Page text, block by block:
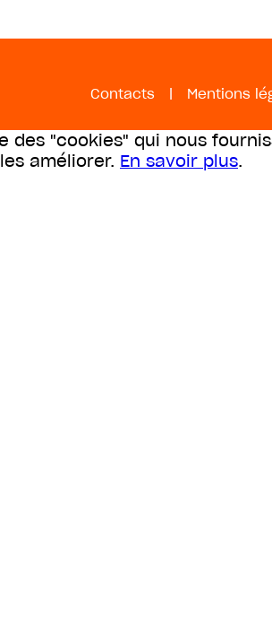
Contacts | Mentions
des "cookies" qui nous
améliorer. En savoir plus.